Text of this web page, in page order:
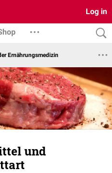
Log in
Ernährungsmedizin
und